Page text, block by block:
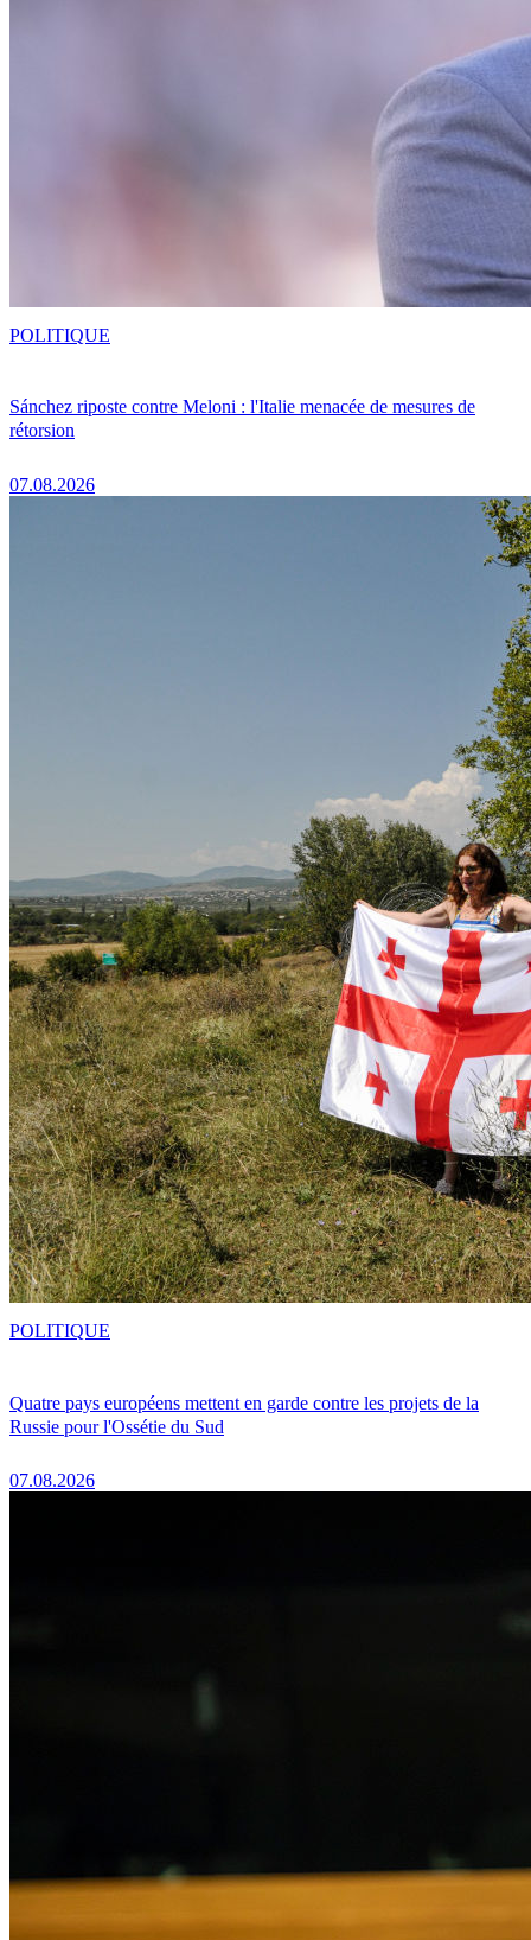
Sánchez riposte contre Meloni : l'Italie menacée de mesures de
rétorsion
07.08.2026
POLITIQUE
Quatre pays européens mettent en garde contre les projets de la
Russie pour l'Ossétie du Sud
07.08.2026
POLITIQUE